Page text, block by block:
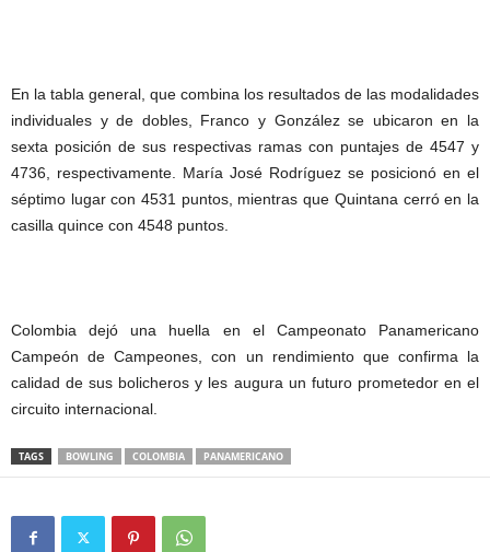
En la tabla general, que combina los resultados de las modalidades
individuales y de dobles, Franco y González se ubicaron en la
sexta posición de sus respectivas ramas con puntajes de 4547 y
4736, respectivamente. María José Rodríguez se posicionó en el
séptimo lugar con 4531 puntos, mientras que Quintana cerró en la
casilla quince con 4548 puntos.
Colombia dejó una huella en el Campeonato Panamericano
Campeón de Campeones, con un rendimiento que confirma la
calidad de sus bolicheros y les augura un futuro prometedor en el
circuito internacional.
TAGS BOWLING COLOMBIA PANAMERICANO